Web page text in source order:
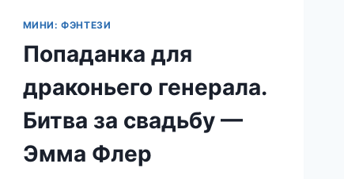
МИНИ: ФЭНТЕЗИ
Попаданка для
драконьего генерала.
Битва за свадьбу —
Эмма Флер